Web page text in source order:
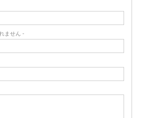
ません -